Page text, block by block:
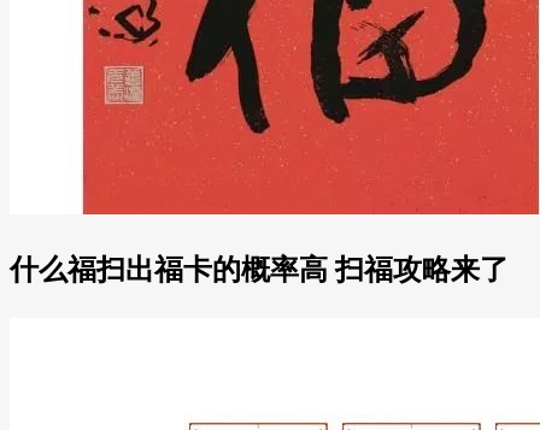
什么福扫出福卡的概率高 扫福攻略来了